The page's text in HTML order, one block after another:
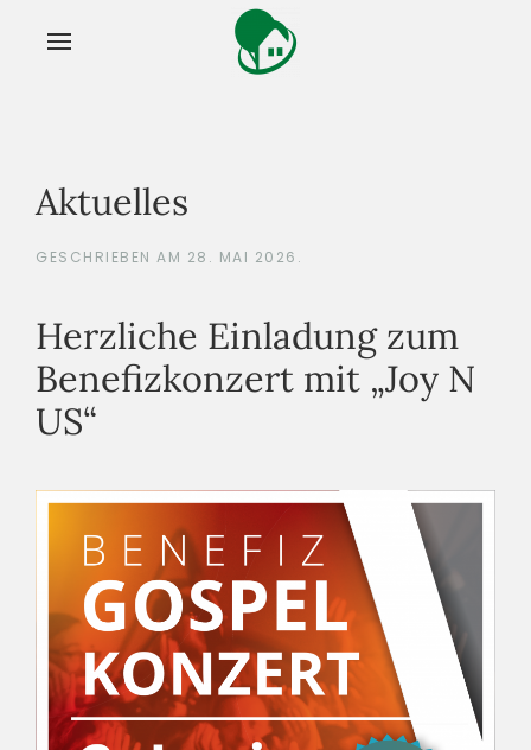
Aktuelles
GESCHRIEBEN AM 28. MAI 2026 .
Herzliche Einladung zum
Benefizkonzert mit „Joy N
US“